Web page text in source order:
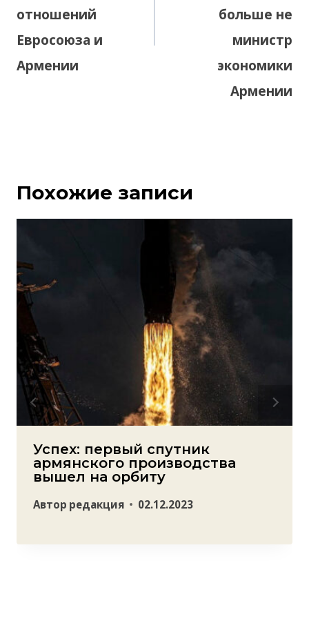
отношений
Евросоюза и
Армении
больше не
министр
экономики
Армении
Похожие записи
Успех: первый спутник
армянского производства
вышел на орбиту
Автор редакция 02.12.2023